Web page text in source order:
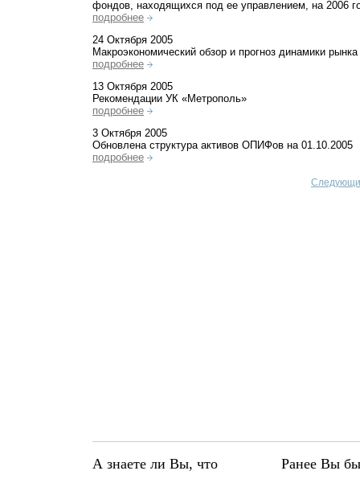
фондов, находящихся под ее управлением, на 2006
подробнее
24 Октября 2005
Макроэкономический обзор и прогноз динамики рынка
подробнее
13 Октября 2005
Рекомендации УК «Метрополь»
подробнее
3 Октября 2005
Обновлена структура активов ОПИФов на 01.10.2005
подробнее
А знаете ли Вы, что Ранее Вы